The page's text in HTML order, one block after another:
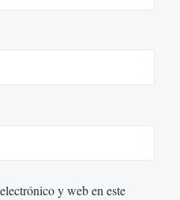
y web en este